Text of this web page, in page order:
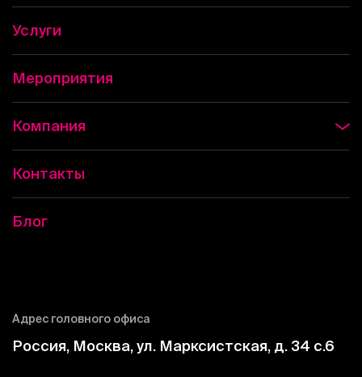
Услуги
Мероприятия
Компания
Контакты
Блог
Адрес головного офиса
Россия, Москва, ул. Марксистская, д. 34 c.6